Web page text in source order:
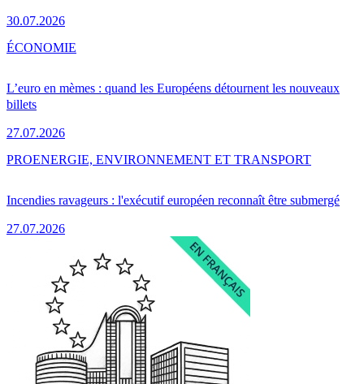
30.07.2026
L’euro en mèmes : quand les Européens détournent les nouveaux
billets
27.07.2026
ÉCONOMIE
Incendies ravageurs : l'exécutif européen reconnaît être submergé
27.07.2026
PROENERGIE, ENVIRONNEMENT ET TRANSPORT